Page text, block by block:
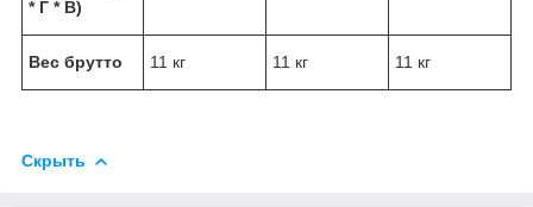
* Г * В)
Вес брутто 11 кг 11 кг 11 кг
Скрыть